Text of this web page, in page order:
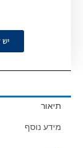
תיאור
מידע נוסף